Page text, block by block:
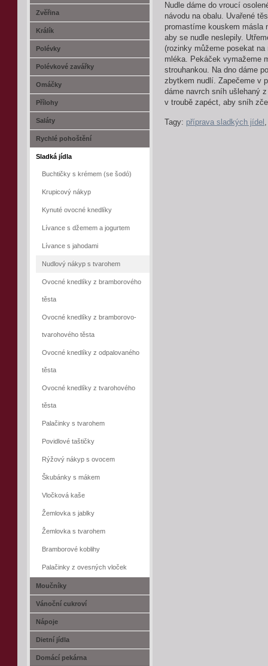
Nudle dáme do vroucí
návodu na obalu. Uvařené
promastíme kouskem másla
aby se nudle neslepily.
(rozinky můžeme posekat
mléka. Pekáček vymažeme
strouhankou. Na dno dáme
zbytkem nudlí. Zapečeme v
dáme navrch sníh ušlehaný
v troubě zapéct, aby sníh
Tagy: příprava sladkých jídel
Zvěřina
Králík
Polévky
Polévkové zavářky
Omáčky
Přílohy
Saláty
Rychlé pohoštění
Sladká jídla
Buchtičky s krémem (se šodó)
Krupicový nákyp
Kynuté ovocné knedlíky
Lívance s džemem a jogurtem
Lívance s jahodami
Nudlový nákyp s tvarohem
Ovocné knedlíky z bramborového
těsta
Ovocné knedlíky z bramborovo-
tvarohového těsta
Ovocné knedlíky z odpalovaného
těsta
Ovocné knedlíky z tvarohového
těsta
Palačinky s tvarohem
Povidlové taštičky
Rýžový nákyp s ovocem
Škubánky s mákem
Vločková kaše
Žemlovka s jablky
Žemlovka s tvarohem
Bramborové koblihy
Palačinky z ovesných vloček
Moučníky
Vánoční cukroví
Nápoje
Dietní jídla
Domácí pekárna